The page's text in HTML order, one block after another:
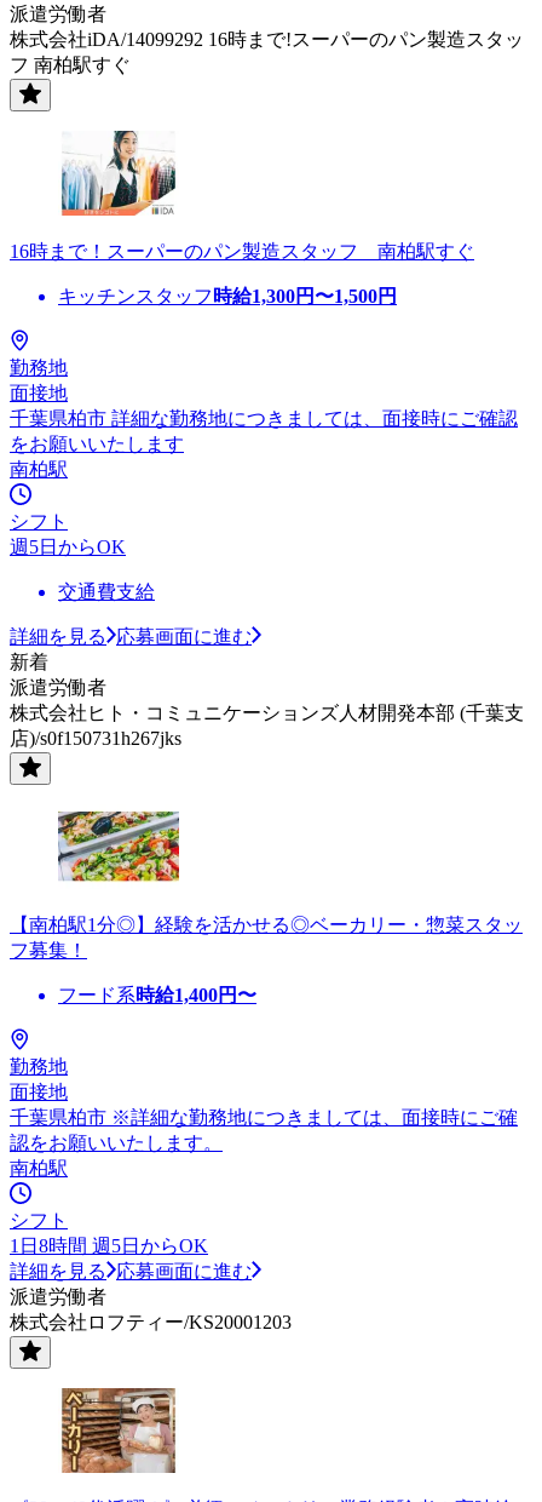
派遣労働者
株式会社iDA/14099292 16時まで!スーパーのパン製造スタッ
フ 南柏駅すぐ
16時まで！スーパーのパン製造スタッフ 南柏駅すぐ
キッチンスタッフ 時給1,300円〜1,500円
勤務地
面接地
千葉県柏市 詳細な勤務地につきましては、面接時にご確認
をお願いいたします
南柏駅
シフト
週5日からOK
交通費支給
詳細を見る
応募画面に進む
新着
派遣労働者
株式会社ヒト・コミュニケーションズ人材開発本部 (千葉支
店)/s0f150731h267jks
【南柏駅1分◎】経験を活かせる◎ベーカリー・惣菜スタッ
フ募集！
フード系時給1,400円〜
勤務地
面接地
千葉県柏市 ※詳細な勤務地につきましては、面接時にご確
認をお願いいたします。
南柏駅
シフト
1日8時間 週5日からOK
詳細を見る
応募画面に進む
派遣労働者
株式会社ロフティー/KS20001203